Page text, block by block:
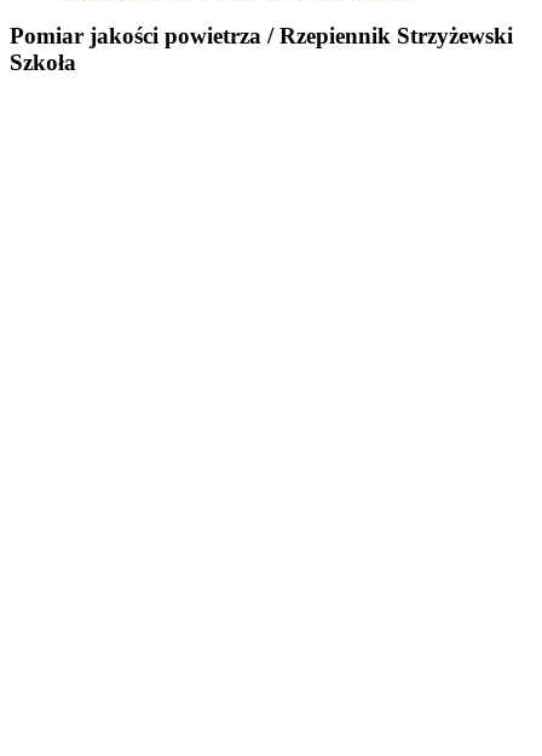
Pomiar jakości powietrza / Rzepiennik Strzyżewski
Szkoła